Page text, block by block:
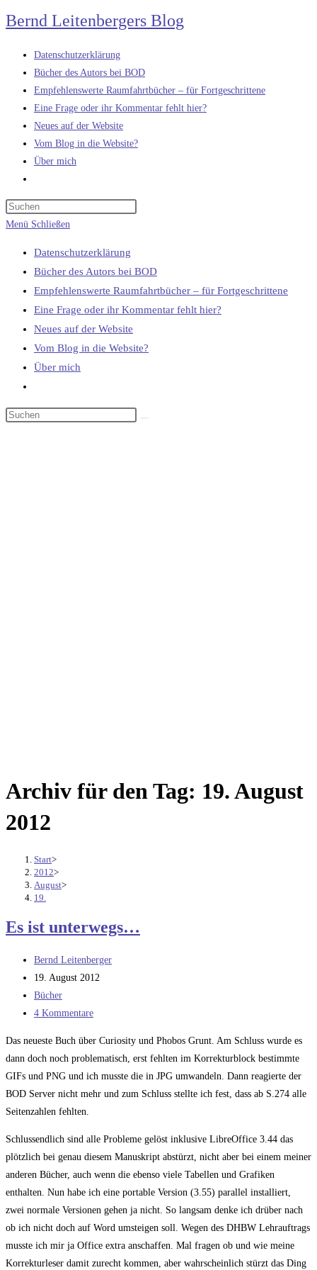
Zum
Inhalt
springen
Bernd Leitenbergers Blog
Datenschutzerklärung
Bücher des Autors bei BOD
Empfehlenswerte Raumfahrtbücher – für Fortgeschrittene
Eine Frage oder ihr Kommentar fehlt hier?
Neues auf der Website
Vom Blog in die Website?
Über mich
umschalten
Menü Schließen
Datenschutzerklärung
Bücher des Autors bei BOD
Empfehlenswerte Raumfahrtbücher – für Fortgeschrittene
Eine Frage oder ihr Kommentar fehlt hier?
Neues auf der Website
Vom Blog in die Website?
Über mich
umschalten
Archiv für den Tag: 19. August
2012
Start>
2012>
August>
19.
Es ist unterwegs…
Beitrags-
Autor:
Bernd Leitenberger
Beitrag
veröffentlicht:
19. August 2012
Beitrags-
Kategorie:
Bücher
Beitrags-
4 Kommentare
Das neueste Buch über Curiosity und Phobos Grunt. Am Schluss wurde es
dann doch noch problematisch, erst fehlten im Korrekturblock bestimmte
GIFs und PNG und ich musste die in JPG umwandeln. Dann reagierte der
BOD Server nicht mehr und zum Schluss stellte ich fest, dass ab S.274 alle
Seitenzahlen fehlten.
Schlussendlich sind alle Probleme gelöst inklusive LibreOffice 3.44 das
plötzlich bei genau diesem Manuskript abstürzt, nicht aber bei einem meiner
anderen Bücher, auch wenn die ebenso viele Tabellen und Grafiken
enthalten. Nun habe ich eine portable Version (3.55) parallel installiert,
zwei normale Versionen gehen ja nicht. So langsam denke ich drüber nach
ob ich nicht doch auf Word umsteigen soll. Wegen des DHBW Lehrauftrags
musste ich mir ja Office extra anschaffen. Mal fragen ob und wie meine
Korrekturleser damit zurecht kommen, aber wahrscheinlich stürzt das Ding